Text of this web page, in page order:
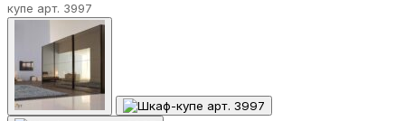
купе арт. 3997